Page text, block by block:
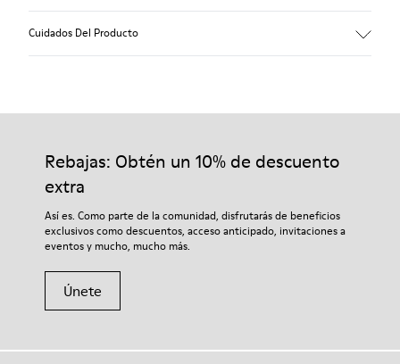
Cuidados Del Producto
Nuestros zapatos se han fabricado con materiales de primera
garantizará que duren más tiempo.
Si deseas obtener información detallada sobre cómo cuidar de
tu par, visita nuestraGuía para el cuidado del calzado.
Rebajas: Obtén un 10% de descuento
extra
Así es. Como parte de la comunidad, disfrutarás de beneficios
exclusivos como descuentos, acceso anticipado, invitaciones a
eventos y mucho, mucho más.
Únete